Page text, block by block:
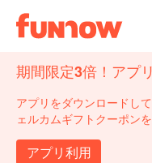
期間限定3倍！アプ
アプリをダウンロードし
ェルカムギフトクーポン
アプリ利用